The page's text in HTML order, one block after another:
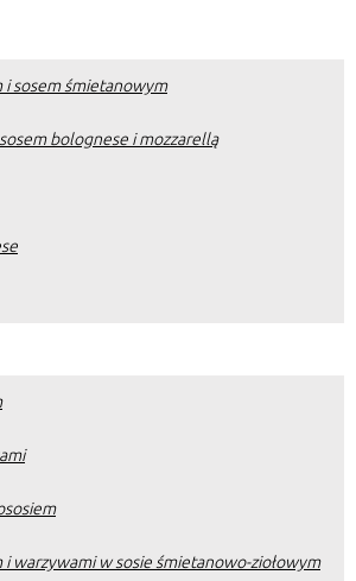
i sosem śmietanowym
bolognese i mozzarellą
i warzywami w sosie śmietanowo-ziołowym